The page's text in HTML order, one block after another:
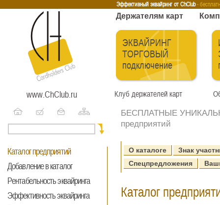
Эффективный эквайринг от ChClub -
Интернет-эквайринг Тренинги Бесплатные сервисы
Держателям карт
ЭКВАЙРИНГ
ТОРГОВЫЙ
подключение
www.ChClub.ru Клуб держателей карт
Каталог предприятий
Добавление в каталог
Рентабельность эквайринга
Эффективность эквайринга
БЕСПЛАТНЫЕ
предприятий
О каталоге
Знак
Спецпредложения
Каталог